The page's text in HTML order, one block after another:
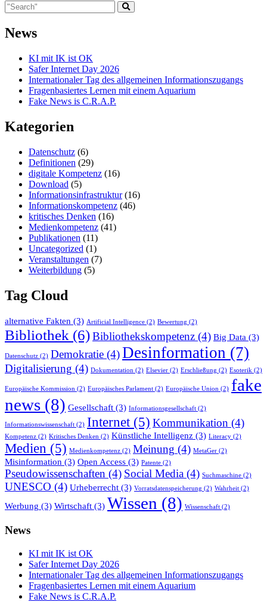
News
KI mit IK ist OK
Safer Internet Day 2026
Internationaler Tag des allgemeinen Informationszugangs
Fragenbasiertes Lernen mit einem Aquarium
Fake News is C.R.A.P.
Kategorien
Datenschutz (6)
Definitionen (29)
digitale Kompetenz (16)
Download (5)
Informationsinfrastruktur(16)
Informationskompetenz (46)
kritisches Denken (16)
Medienkompetenz (41)
Publikationen (11)
Uncategorized (1)
Veranstaltungen (7)
Weiterbildung (5)
Tag Cloud
alternative Fakten (3) Artificial Intelligence (2) Bewertung (2)
Bibliothek (6)Bibliothekskompetenz (4) Big Data (3)
Datenschutz (2) Demokratie (4)Desinformation (7)
Digitalisierung (4) Dokumentation (2) Elsevier (2) Erschließung (2) Esoterik (2)
Europäische Kommission (2) Europäisches Parlament (2) Europäische Union (2) fake
news (8) Gesellschaft (3) Informationsgesellschaft (2)
Informationswissenschaft (2) Internet (5) Kommunikation (4)
Kompetenz (2) Kritisches Denken (2) Künstliche Intelligenz (3) Literacy (2)
Medien (5) Medienkompetenz (2) Meinung (4) MetaGer (2)
Misinformation (3) Open Access (3) Patente (2)
Pseudowissenschaften (4) Social Media (4) Suchmaschine (2)
UNESCO (4) Urheberrecht (3) Vorratsdatenspeicherung (2) Wahrheit (2)
Werbung (3) Wirtschaft (3) Wissen (8) Wissenschaft (2)
News
KI mit IK ist OK
Safer Internet Day 2026
Internationaler Tag des allgemeinen Informationszugangs
Fragenbasiertes Lernen mit einem Aquarium
Fake News is C.R.A.P.